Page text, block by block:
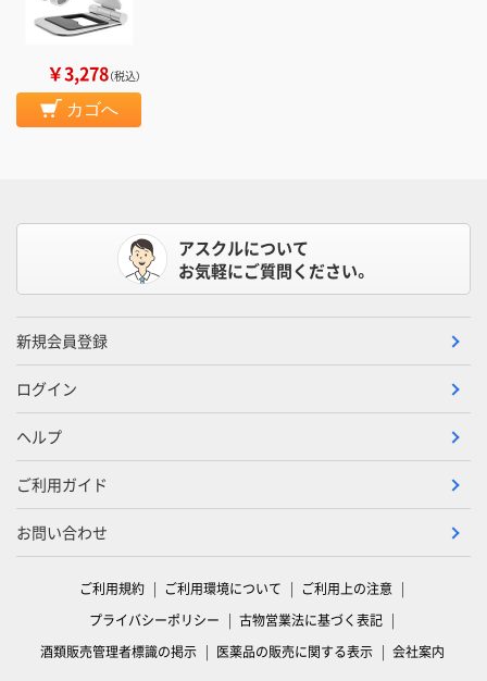
￥3,278（税込）
カゴへ
アスクルについて
お気軽にご質問ください。
新規会員登録
ログイン
ヘルプ
ご利用ガイド
お問い合わせ
ご利用規約 ご利用環境について
ご利用上の注意
プライバシーポリシー
古物営業法に基づく表記
酒類販売管理者標識の掲示
医薬品の販売に関する表示 会社案内